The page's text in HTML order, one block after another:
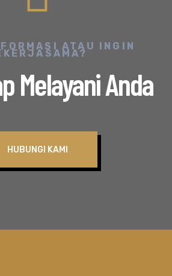
ATAU INGIN
Melayani Anda
HUBUNGI KAMI